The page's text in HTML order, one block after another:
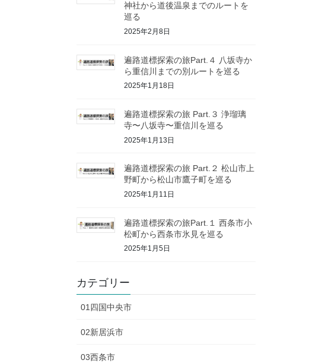
神社から道後温泉までのルートを
巡る
2025年2月8日
遍路道標探索の旅Part.４ 八坂寺か
ら重信川までの別ルートを巡る
2025年1月18日
遍路道標探索の旅 Part.３ 浄瑠璃
寺〜八坂寺〜重信川を巡る
2025年1月13日
遍路道標探索の旅 Part.２ 松山市上
野町から松山市鷹子町を巡る
2025年1月11日
遍路道標探索の旅Part.１ 西条市小
松町から西条市氷見を巡る
2025年1月5日
カテゴリー
01四国中央市
02新居浜市
03西条市